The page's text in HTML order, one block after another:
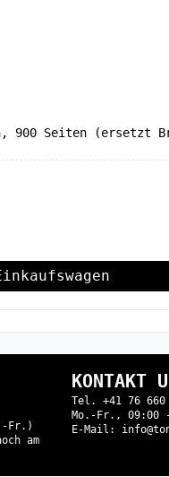
900 Seiten (ersetzt
Fr.)
am
KONTAKT
Tel. +41 76 660
Mo.-Fr., 09:00
E-Mail: